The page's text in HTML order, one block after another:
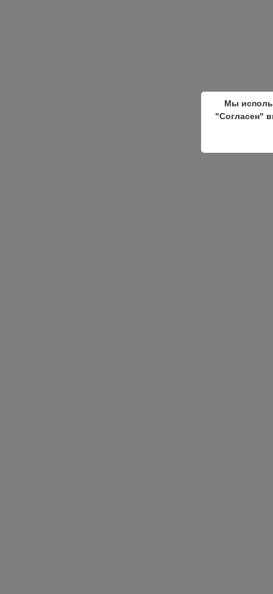
Мы
"Согласен"